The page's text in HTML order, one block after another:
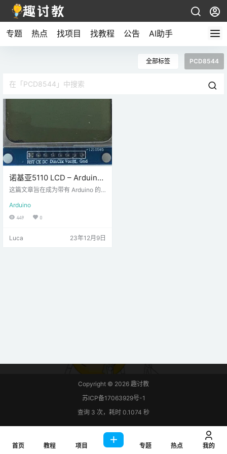
专题 热点 找项目 找教程 公告 AI助手
全部标签 PCD8544
诺基亚5110 LCD – Arduino
使用教程
这篇文章旨在成为带有 Arduino 的
将解释它的作用，展示它的规格，
并分享一个Arduino项目示例，你可
中非常受欢迎。这些模块用于需要
Arduino
449 0
Luca 23年12月9日
Copyright © 2026 趣讨教
苏ICP备17063929号-1
查询 3 次，耗时 0.1074 秒
首页 教程 项目 专题 热点 我的